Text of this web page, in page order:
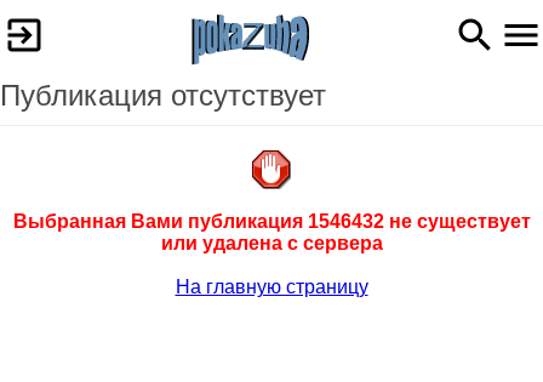
Публикация отсутствует
Выбранная Вами публикация 1546432 не существует
или удалена с сервера
На главную страницу